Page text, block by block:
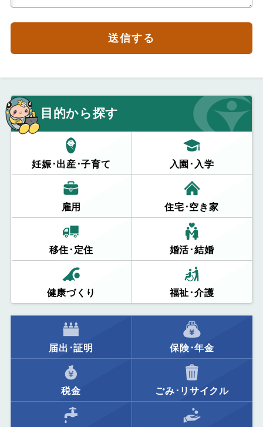
送信する
目的から探す
妊娠･出産･子育て 入園･入学
雇用 住宅･空き家
移住･定住 婚活･結婚
健康づくり 福祉･介護
届出･証明 保険･年金
税金 ごみ･リサイクル